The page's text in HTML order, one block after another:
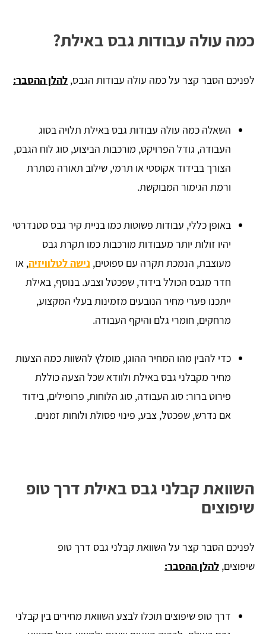
כמה עולה עבודות גבס באילת?
לפניכם הסבר קצר על כמה עולה עבודות הגבס, להלן ההסבר:
השאלה כמה עולה עבודות גבס באילת תלויה בסוג
העבודה, גודל הפרויקט, מורכבות הביצוע, סוג לוח הגבס,
הצורך בבידוד אקוסטי או תרמי, שילוב תאורה נסתרת
ורמת הגימור המבוקשת.
באופן כללי, עבודות פשוטות כמו בניית קיר גבס סטנדרטי
יהיו זולות יותר מעבודות מורכבות כמו תקרת גבס
מעוצבת, הנמכת תקרה עם ספוטים, נישה לטלוויזיה, או
חדר מגבס הכולל בידוד, שפכטל וצבע. בנוסף, באילת
ייתכנו פערי מחיר הנובעים מזמינות בעלי המקצוע,
מרחקים, חומרי גלם והיקף העבודה.
כדי להבין מהו המחיר ההוגן, מומלץ להשוות כמה הצעות
מחיר מקבלני גבס באילת ולוודא שכל הצעה כוללת
פירוט ברור: סוג העבודה, סוג הלוחות, פרופילים, בידוד
אם נדרש, שפכטל, צבע, פינוי פסולת ולוחות זמנים.
השוואת קבלני גבס באילת דרך טופ
שיפוצים
לפניכם הסבר קצר על השוואת קבלני גבס דרך טופ
שיפוצים, להלן ההסבר:
דרך טופ שיפוצים תוכלו לבצע השוואת מחירים בין קבלני